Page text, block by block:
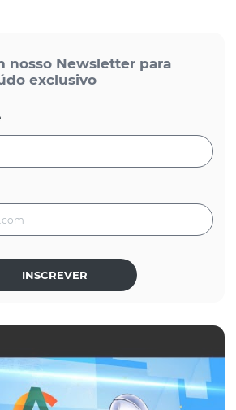
nosso Newsletter para
exclusivo
INSCREVER